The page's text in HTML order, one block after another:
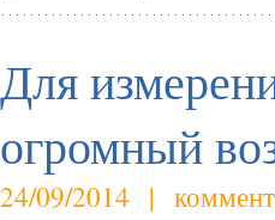
Для
огромный
24/09/2014 |